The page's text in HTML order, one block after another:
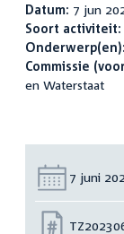
Datum: 7 jun
Soort activiteit:
Onderwerp(en):
Commissie
en Waterstaat
Datum:
7 juni
Nummer: